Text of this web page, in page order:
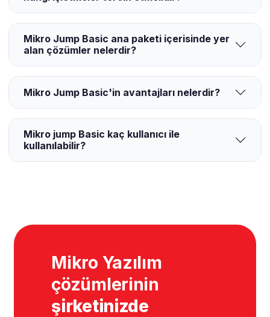
Mikro Jump Basic ana paketi içerisinde yer
alan çözümler nelerdir?
Mikro Jump Basic'in avantajları nelerdir?
Mikro jump Basic kaç kullanıcı ile
kullanılabilir?
Mikro Yazılım
çözümlerinin
şirketinizde